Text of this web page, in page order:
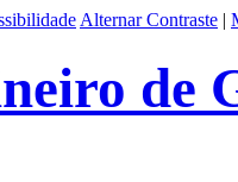
Alternar Contraste |
de